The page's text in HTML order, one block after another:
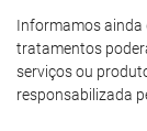
Informamos ainda
tratamentos
serviços ou
responsabilizada